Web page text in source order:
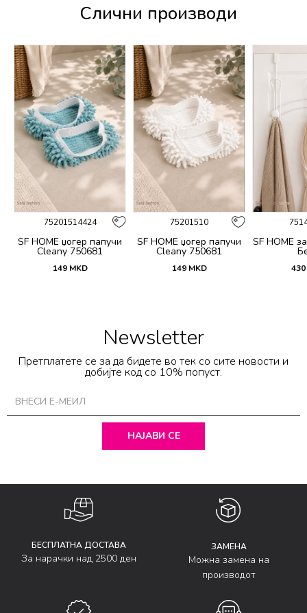
Слични производи
75201514424
SF HOME џогер папучи
Cleany 750681
149 MKD
75201510
SF HOME џогер папучи
Cleany 750681
149 MKD
SF HOME
430
Newsletter
Претплатете се за да бидете во тек со сите новости и
добијте код со 10% попуст.
НАЈАВИ СЕ
БЕСПЛАТНА ДОСТАВА
За нарачки над 2500 ден
ЗАМЕНА
Можна замена на
производот